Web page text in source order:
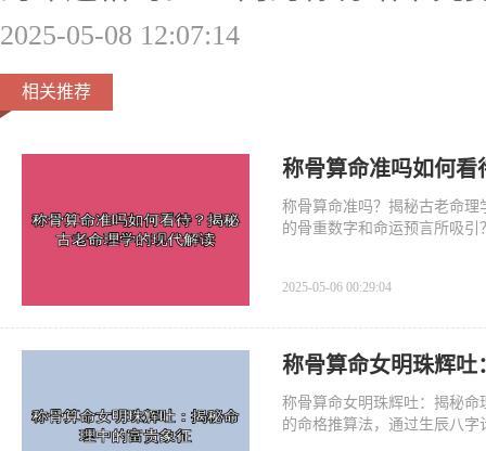
2025-05-08 12:07:14
相关推荐
称骨算命准吗如何
称骨算命准吗？揭秘古老命
的骨重数字和命运预言所吸
2025-05-06 00:29:04
称骨算命女明珠辉
称骨算命女明珠辉吐：揭秘
的命格推算法，通过生辰八